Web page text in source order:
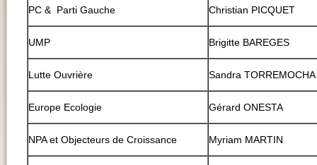
PC & Parti Gauche Christian PICQUET
UMP Brigitte BAREGES
Lutte Ouvrière Sandra TORREMOCHA
Europe Ecologie Gérard ONESTA
NPA et Objecteurs de Croissance Myriam MARTIN